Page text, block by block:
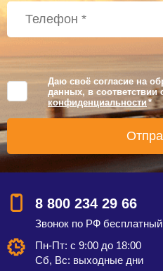
Даю своё согласие на
данных, в соответствии
конфиденциальности *
8 800 234 29 66
Звонок по РФ бесплатный
Пн-Пт: с 9:00 до 18:00
Сб, Вс: выходные дни